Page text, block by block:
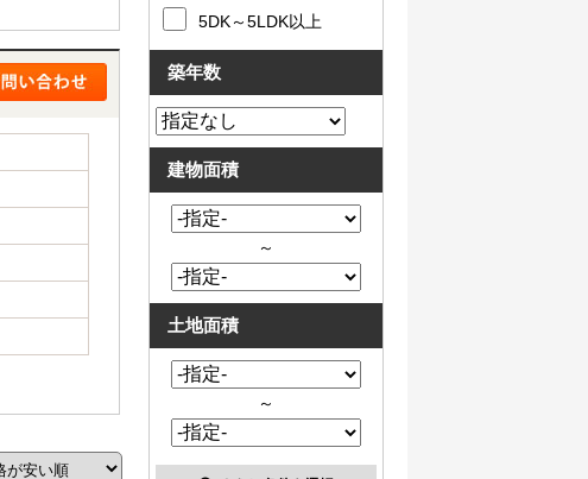
5DK～5LDK以上
築年数
建物面積
～
土地面積
～